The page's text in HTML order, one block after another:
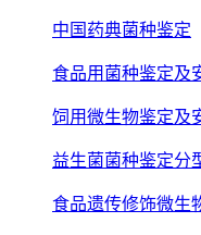
中国药典菌种鉴定
食品用菌种鉴定及
饲用微生物鉴定及
益生菌菌种鉴定分
食品遗传修饰微生